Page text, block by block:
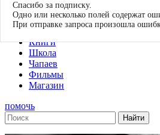
О нас
Журнал
Книги
Школа
Чапаев
Фильмы
Магазин
помочь
Спасибо за подписку.
Одно или несколько полей содержат
При отправке запроса произошла